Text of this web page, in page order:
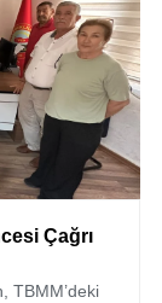
Çağrı
TBMM’deki